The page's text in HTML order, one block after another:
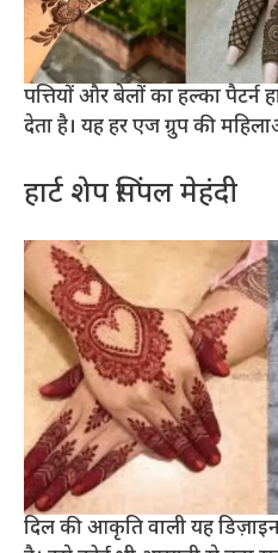
पत्तियों और बेलों का हल्का
देता है। यह हर एज ग्रुप की
हार्ट शेप सिंपल मेहंदी
दिल की आकृति वाली यह